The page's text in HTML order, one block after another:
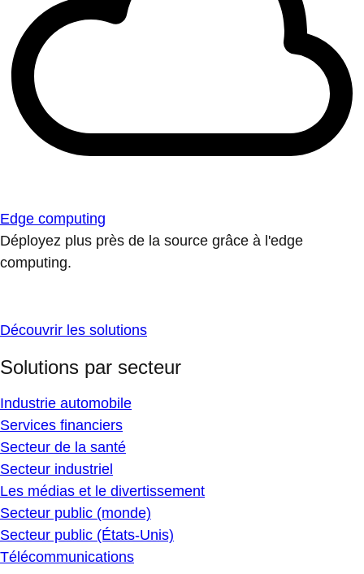
Edge computing
Déployez plus près de la source grâce à l'edge
computing.
Découvrir les solutions
Solutions par secteur
Industrie automobile
Services financiers
Secteur de la santé
Secteur industriel
Les médias et le divertissement
Secteur public (monde)
Secteur public (États-Unis)
Télécommunications